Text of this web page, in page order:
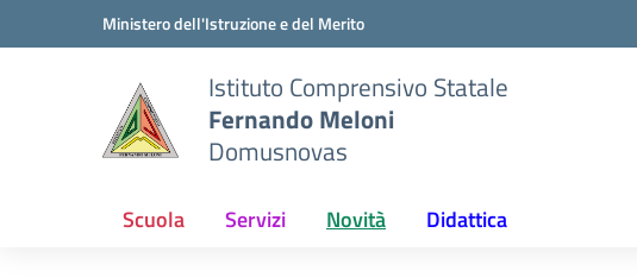
Vai ai contenuti
Vai al menu di navigazioneMinistero dell'Istruzione e del Merito
Istituto Comprensivo Statale
Fernando Meloni
Domusnovas
Scuola Servizi Novità Didattica